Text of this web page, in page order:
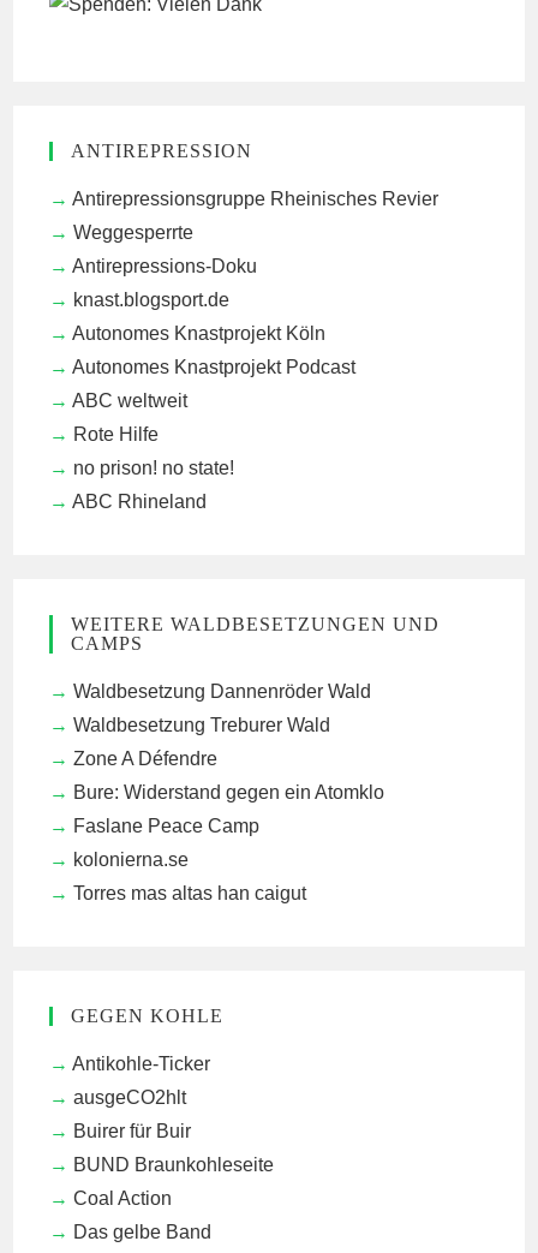
ANTIREPRESSION
Antirepressionsgruppe Rheinisches Revier
Weggesperrte
Antirepressions-Doku
knast.blogsport.de
Autonomes Knastprojekt Köln
Autonomes Knastprojekt Podcast
ABC weltweit
Rote Hilfe
no prison! no state!
ABC Rhineland
WEITERE WALDBESETZUNGEN UND
CAMPS
Waldbesetzung Dannenröder Wald
Waldbesetzung Treburer Wald
Zone A Défendre
Bure: Widerstand gegen ein Atomklo
Faslane Peace Camp
kolonierna.se
Torres mas altas han caigut
GEGEN KOHLE
Antikohle-Ticker
ausgeCO2hlt
Buirer für Buir
BUND Braunkohleseite
Coal Action
Das gelbe Band